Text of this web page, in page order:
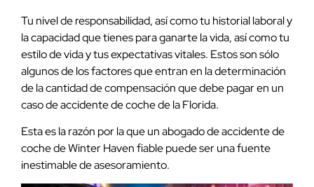
Tu nivel de responsabilidad, así como tu historial laboral y
la capacidad que tienes para ganarte la vida, así como tu
estilo de vida y tus expectativas vitales. Estos son sólo
algunos de los factores que entran en la determinación
de la cantidad de compensación que debe pagar en un
caso de accidente de coche de la Florida.
Esta es la razón por la que un abogado de accidente de
coche de Winter Haven fiable puede ser una fuente
inestimable de asesoramiento.